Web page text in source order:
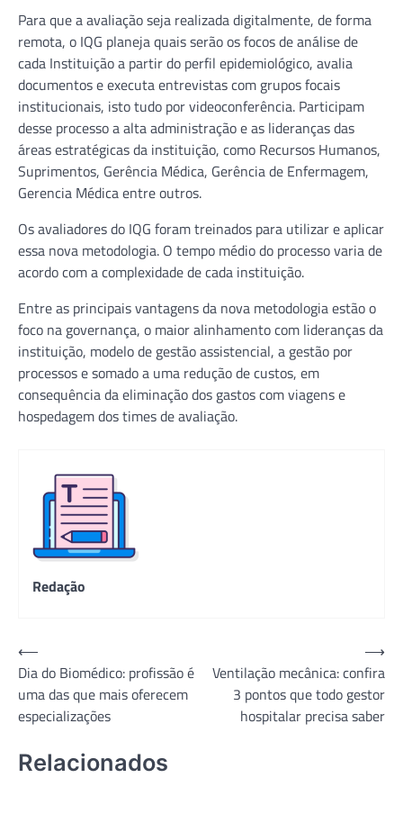
Para que a avaliação seja realizada digitalmente, de forma
remota, o IQG planeja quais serão os focos de análise de
cada Instituição a partir do perfil epidemiológico, avalia
documentos e executa entrevistas com grupos focais
institucionais, isto tudo por videoconferência. Participam
desse processo a alta administração e as lideranças das
áreas estratégicas da instituição, como Recursos Humanos,
Suprimentos, Gerência Médica, Gerência de Enfermagem,
Gerencia Médica entre outros.
Os avaliadores do IQG foram treinados para utilizar e aplicar
essa nova metodologia. O tempo médio do processo varia de
acordo com a complexidade de cada instituição.
Entre as principais vantagens da nova metodologia estão o
foco na governança, o maior alinhamento com lideranças da
instituição, modelo de gestão assistencial, a gestão por
processos e somado a uma redução de custos, em
consequência da eliminação dos gastos com viagens e
hospedagem dos times de avaliação.
Redação
Navegação
de
Post
⟵
Dia do Biomédico: profissão é
uma das que mais oferecem
especializações
Ventilação mecânica: confira
3 pontos que todo gestor
hospitalar precisa saber
⟶
Relacionados